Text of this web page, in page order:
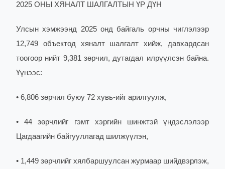
2025 ОНЫ ХЯНАЛТ ШАЛГАЛТЫН ҮР ДҮН
Улсын хэмжээнд 2025 онд байгаль орчны чиглэлээр
12,749 объектод хяналт шалгалт хийж, давхардсан
тоогоор нийт 9,381 зөрчил, дутагдал илрүүлсэн байна.
Үүнээс:
• 6,806 зөрчил буюу 72 хувь-ийг арилгуулж,
• 44 зөрчлийг гэмт хэргийн шинжтэй үндэслэлээр
Цагдаагийн байгууллагад шилжүүлэн,
• 1,449 зөрчлийг хялбаршуулсан журмаар шийдвэрлэж,